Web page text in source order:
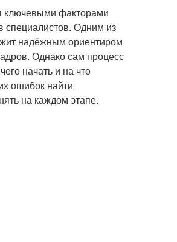
ключевыми факторами
специалистов. Одним из
надёжным ориентиром
Однако сам процесс
начать и на что
ошибок найти
на каждом этапе.